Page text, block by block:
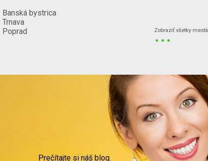
Banská bystrica
Trnava
Poprad
Zobraziť všetky mestá
...
Prečítajte si náš blog.